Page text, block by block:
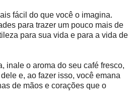
fácil do que você o imagina.
para trazer um pouco mais de
para sua vida e para a vida de
inale o aroma do seu café fresco,
e, ao fazer isso, você emana
de mãos e corações que o